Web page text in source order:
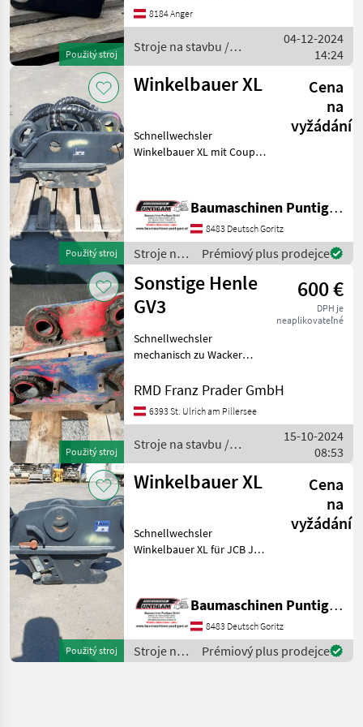
Použitý stroj
aufgeschweißt Maschinen-
La
8184 Anger
Stroje na stavbu /
Winkelbauer
04-12-2024
14:24
Použitý stroj
Winkelbauer XL
Cena
na
vyžádání
Schnellwechsler
Winkelbauer XL mit Coupfix
Baumaschinen Puntigam
GmbH Unser Spezialgebiet:
Ankauf - Verkauf -
Vermietung vo
Baumaschinen Puntigam GmbH
8483 Deutsch Goritz
Stroje na
stavbu /
Winkelbauer
Prémiový plus prodejce
Použitý stroj
Sonstige Henle
GV3
600 €
DPH je
neaplikovateľné
Schnellwechsler
mechanisch zu Wacker
Fotos Stroje na stavbu
výmenou
RMD Franz Prader GmbH
6393 St. Ulrich am Pillersee
Stroje na stavbu /
Sonstige
15-10-2024
08:53
Použitý stroj
Winkelbauer XL
Cena
na
vyžádání
Schnellwechsler
Winkelbauer XL für JCB JS
GmbH Unser Spezialgebiet:
Ankauf - Verkauf -
Vermietung von
Baumaschine
Baumaschinen Puntigam GmbH
8483 Deutsch Goritz
Stroje na
stavbu /
Prémiový plus prodejce